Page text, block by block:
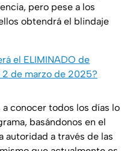
pero pese a los
obtendrá el blindaje
el ELIMINADO de
de marzo de 2025?
a conocer todos los días lo
basándonos en el
autoridad a través de las